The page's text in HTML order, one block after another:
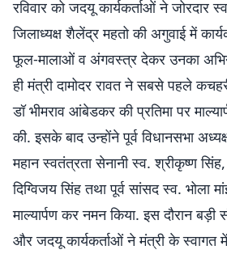
रविवार को जदयू कार्यकर्ताओं ने जोरदार
जिलाध्यक्ष शैलेंद्र महतो की अगुवाई में
फूल-मालाओं व अंगवस्त्र देकर उनका
ही मंत्री दामोदर रावत ने सबसे पहले
डॉ भीमराव आंबेडकर की प्रतिमा पर
की. इसके बाद उन्होंने पूर्व विधानसभा
महान स्वतंत्रता सेनानी स्व. श्रीकृष्ण
दिग्विजय सिंह तथा पूर्व सांसद स्व. भोला
माल्यार्पण कर नमन किया. इस दौरान
और जदयू कार्यकर्ताओं ने मंत्री के स्वागत